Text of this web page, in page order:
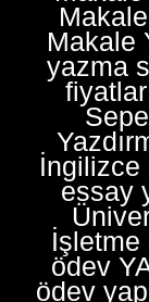
Makale
yazma
İngilizce
essay
İşletme
ödev
ödev